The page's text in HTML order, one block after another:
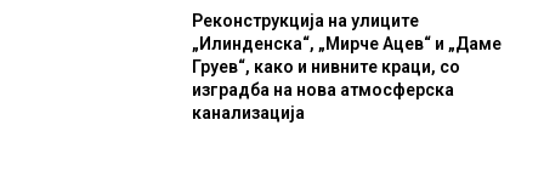
Реконструкција на улиците
„Илинденска“, „Мирче Ацев“ и „Даме
Груев“, како и нивните краци, со
изградба на нова атмосферска
канализација